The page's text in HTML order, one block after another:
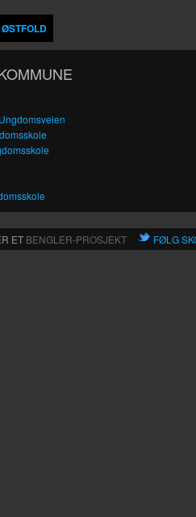
ØSTFOLD
ET BENGLER-PROSJEKT FØLG